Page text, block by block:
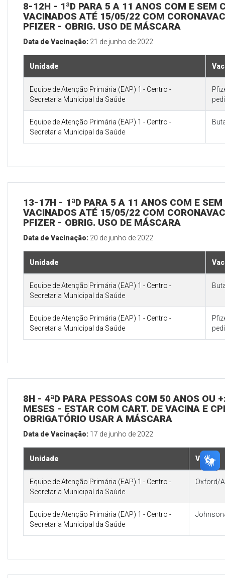
8-12H - 1ªD PARA 5 A 11 ANOS COM E SEM
VACINADOS ATÉ 15/05/22 COM
PFIZER - OBRIG. USO DE MÁSCARA
Data de Vacinação: 21 de junho de 2022
Unidade
Equipe de Atenção Primária (EAP) 1 - Centro -
Secretaria Municipal da Saúde
Equipe de Atenção Primária (EAP) 1 - Centro -
Secretaria Municipal da Saúde
13-17H - 1ªD PARA 5 A 11 ANOS COM E SEM
VACINADOS ATÉ 15/05/22 COM
PFIZER - OBRIG. USO DE MÁSCARA
Data de Vacinação: 20 de junho de 2022
Unidade
Equipe de Atenção Primária (EAP) 1 - Centro -
Secretaria Municipal da Saúde
Equipe de Atenção Primária (EAP) 1 - Centro -
Secretaria Municipal da Saúde
8H - 4ªD PARA PESSOAS COM 50 ANOS OU
MESES - ESTAR COM CART. DE VACINA E
OBRIGATÓRIO USAR A MÁSCARA
Data de Vacinação: 17 de junho de 2022
Unidade Vacina
Equipe de Atenção Primária (EAP) 1 - Centro -
Secretaria Municipal da Saúde
Oxford/
Equipe de Atenção Primária (EAP) 1 - Centro -
Secretaria Municipal da Saúde